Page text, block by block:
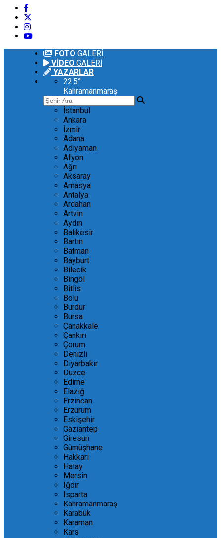
FOTO GALERİ
VİDEO GALERİ
YAZARLAR
22.5°
Kahramanmaraş
İstanbul
Ankara
İzmir
Adana
Adıyaman
Afyon
Ağrı
Aksaray
Amasya
Antalya
Ardahan
Artvin
Aydın
Balıkesir
Bartın
Batman
Bayburt
Bilecik
Bingöl
Bitlis
Bolu
Burdur
Bursa
Çanakkale
Çankırı
Çorum
Denizli
Diyarbakır
Düzce
Edirne
Elazığ
Erzincan
Erzurum
Eskişehir
Gaziantep
Giresun
Gümüşhane
Hakkari
Hatay
Mersin
Iğdır
Isparta
Kahramanmaraş
Karabük
Karaman
Kars